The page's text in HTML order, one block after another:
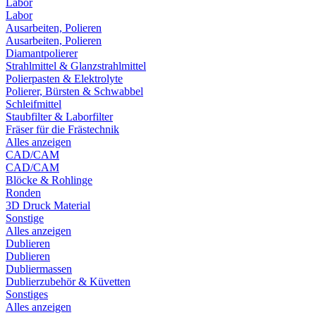
Labor
Labor
Ausarbeiten, Polieren
Ausarbeiten, Polieren
Diamantpolierer
Strahlmittel & Glanzstrahlmittel
Polierpasten & Elektrolyte
Polierer, Bürsten & Schwabbel
Schleifmittel
Staubfilter & Laborfilter
Fräser für die Frästechnik
Alles anzeigen
CAD/CAM
CAD/CAM
Blöcke & Rohlinge
Ronden
3D Druck Material
Sonstige
Alles anzeigen
Dublieren
Dublieren
Dubliermassen
Dublierzubehör & Küvetten
Sonstiges
Alles anzeigen